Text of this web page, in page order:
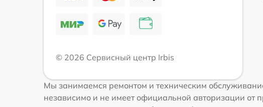
© 2026 Сервисный центр Irbis
Мы занимаемся ремонтом и техническим
независимо и не имеет официальной авторизации от